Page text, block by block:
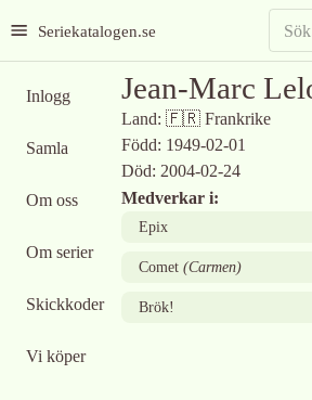
Seriekatalogen.se
Inlogg
Samla
Om oss
Om serier
Skickkoder
Vi köper
Jean-Marc
Land: 🇫🇷 Frankrike
Född: 1949-02-01
Död: 2004-02-24
Medverkar i:
Epix
Comet (Carmen)
Brök!